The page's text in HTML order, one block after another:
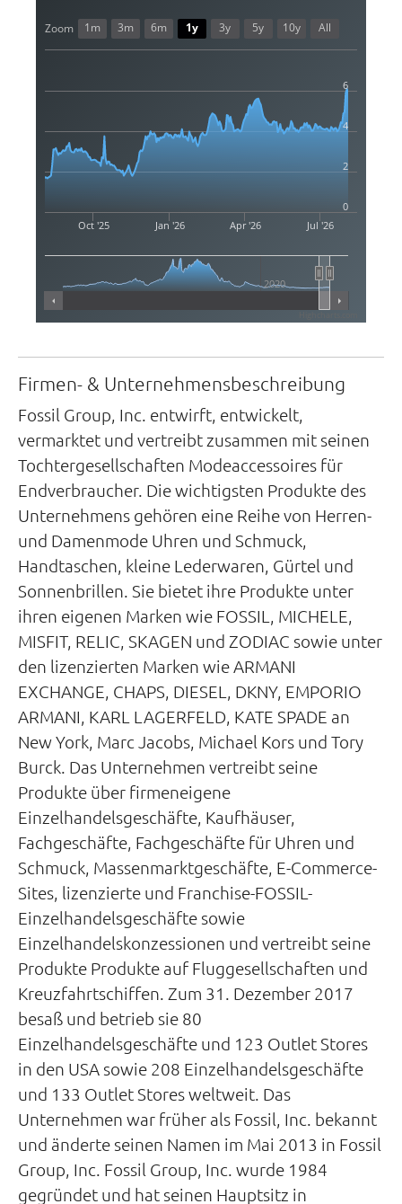
Oct '25 Jan '26 Apr '26 Jul '26
2020
2
4
6
0
Zoom 1m 3m 6m 1y 3y 5y 10y All
Firmen- & Unternehmensbeschreibung
Fossil Group, Inc. entwirft, entwickelt,
vermarktet und vertreibt zusammen mit seinen
Tochtergesellschaften Modeaccessoires für
Endverbraucher. Die wichtigsten Produkte des
Unternehmens gehören eine Reihe von Herren-
und Damenmode Uhren und Schmuck,
Handtaschen, kleine Lederwaren, Gürtel und
Sonnenbrillen. Sie bietet ihre Produkte unter
ihren eigenen Marken wie FOSSIL, MICHELE,
MISFIT, RELIC, SKAGEN und ZODIAC sowie unter
den lizenzierten Marken wie ARMANI
EXCHANGE, CHAPS, DIESEL, DKNY, EMPORIO
ARMANI, KARL LAGERFELD, KATE SPADE an
New York, Marc Jacobs, Michael Kors und Tory
Burck. Das Unternehmen vertreibt seine
Produkte über firmeneigene
Einzelhandelsgeschäfte, Kaufhäuser,
Fachgeschäfte, Fachgeschäfte für Uhren und
Schmuck, Massenmarktgeschäfte, E-Commerce-
Sites, lizenzierte und Franchise-FOSSIL-
Einzelhandelsgeschäfte sowie
Einzelhandelskonzessionen und vertreibt seine
Produkte Produkte auf Fluggesellschaften und
Kreuzfahrtschiffen. Zum 31. Dezember 2017
besaß und betrieb sie 80
Einzelhandelsgeschäfte und 123 Outlet Stores
in den USA sowie 208 Einzelhandelsgeschäfte
und 133 Outlet Stores weltweit. Das
Unternehmen war früher als Fossil, Inc. bekannt
und änderte seinen Namen im Mai 2013 in Fossil
Group, Inc. Fossil Group, Inc. wurde 1984
gegründet und hat seinen Hauptsitz in